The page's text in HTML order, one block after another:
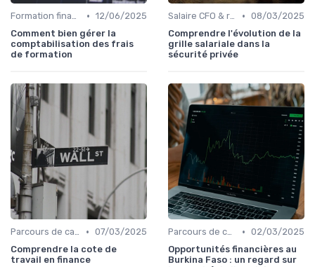
Formation finance & upskilling • 12/06/2025
Comment bien gérer la
comptabilisation des frais
de formation
Salaire CFO & rémunération variable • 08/03/2025
Comprendre l'évolution de la
grille salariale dans la
sécurité privée
Parcours de carrière en finance • 07/03/2025
Comprendre la cote de
travail en finance
Parcours de carrière en finance • 02/03/2025
Opportunités financières au
Burkina Faso : un regard sur